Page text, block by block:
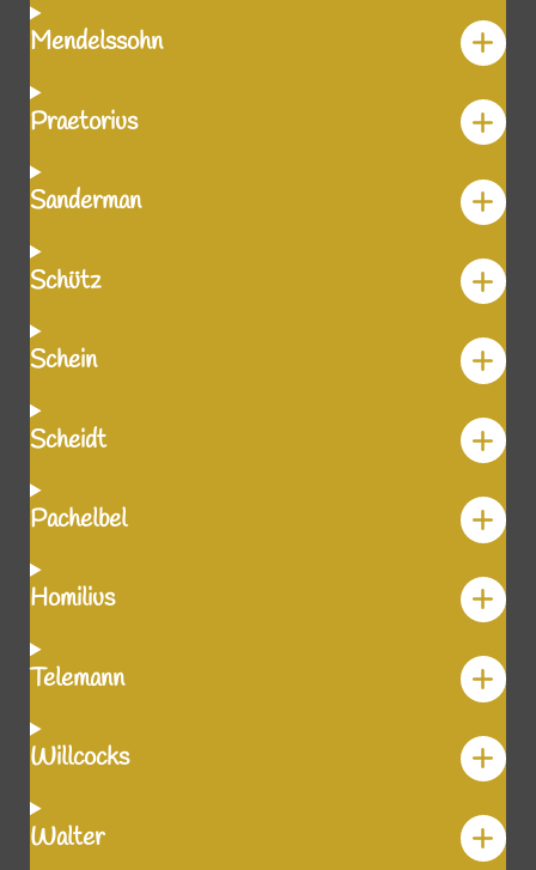
Mendelssohn
Praetorius
Sanderman
Schütz
Schein
Scheidt
Pachelbel
Homilius
Telemann
Willcocks
Walter